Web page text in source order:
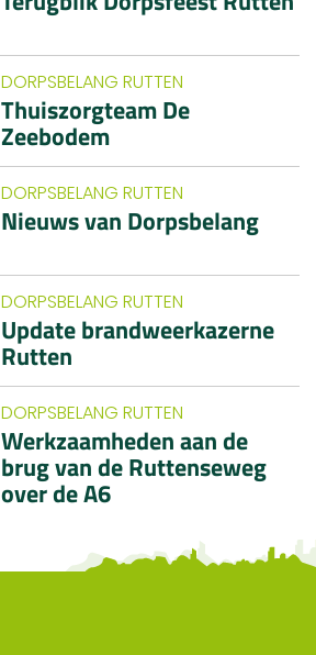
DORPSBELANG RUTTEN
Thuiszorgteam De
Zeebodem
DORPSBELANG RUTTEN
Nieuws van Dorpsbelang
DORPSBELANG RUTTEN
Update brandweerkazerne
Rutten
DORPSBELANG RUTTEN
Werkzaamheden aan de
brug van de Ruttenseweg
over de A6